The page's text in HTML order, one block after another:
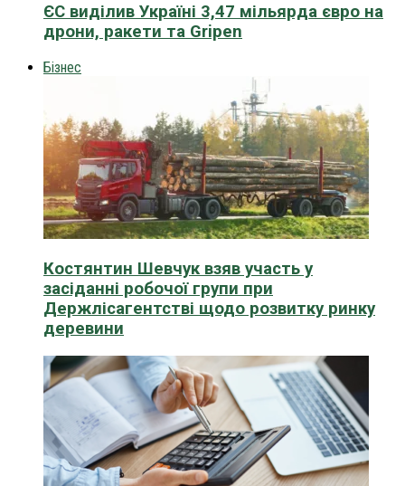
ЄС виділив Україні 3,47 мільярда євро на
дрони, ракети та Gripen
Бізнес
Костянтин Шевчук взяв участь у
засіданні робочої групи при
Держлісагентстві щодо розвитку ринку
деревини